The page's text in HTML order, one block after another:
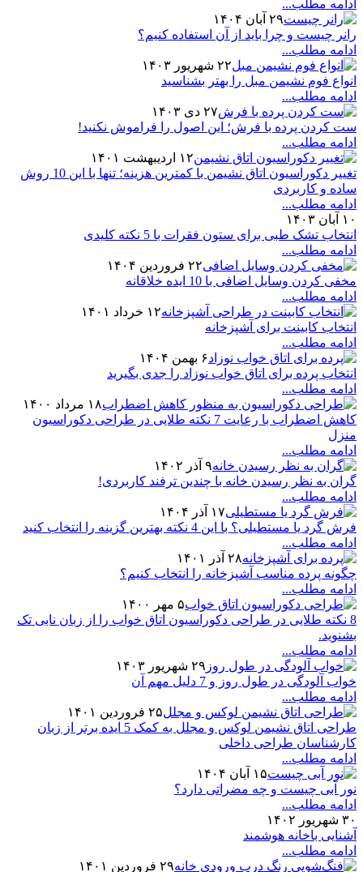
ادامه مطلب...
۲۹ آبان ۱۴۰۴
رانر چیست و چرا باید از آن استفاده کنیم؟
ادامه مطلب...
۲۲ شهریور ۱۴۰۳
انواع فوم نشیمن مبل را بهتر بشناسید
ادامه مطلب...
۲۷ دی ۱۴۰۳
ست کردن پرده با فرش؛ این اصول را فراموش نکنید!
ادامه مطلب...
۱۲ اردیبهشت ۱۴۰۱
تغییر دکوراسیون اتاق نشیمن با کمترین هزینه؛ تنها با این 10 روش
ساده و کاربردی
ادامه مطلب...
۱۰ آبان ۱۴۰۳
انتخاب تشک طبی برای ستون فقرات با 5 نکته کلیدی
ادامه مطلب...
۲۲ فروردین ۱۴۰۴
مخفی کردن وسایل اضافی با 10 ایده خلاقانه
ادامه مطلب...
۱۲ خرداد ۱۴۰۱
انتخاب کابینت برای آشپزخانه
ادامه مطلب...
۶ بهمن ۱۴۰۴
انتخاب پرده برای اتاق خواب نوزاد را جدی بگیرید
ادامه مطلب...
۱۸ مرداد ۱۴۰۰
کاهش اضطراب با رعایت 7 نکته طلایی در طراحی دکوراسیون
منزل
ادامه مطلب...
۹ آذر ۱۴۰۲
گران به نظر رسیدن خانه با چندین ترفند کاربردی!
ادامه مطلب...
۱۷ آذر ۱۴۰۴
فرش گرد یا مستطیلی؟ با این 4 نکته بهترین گزینه را انتخاب کنید
ادامه مطلب...
۲۸ آذر ۱۴۰۱
چگونه پرده مناسب آشپزخانه را انتخاب کنیم؟
ادامه مطلب...
۵ مهر ۱۴۰۰
8 نکته طلایی در طراحی دکوراسیون اتاق خواب را از زبان نابی تک
بشنوید.
ادامه مطلب...
۲۹ شهریور ۱۴۰۳
خواب آلودگی در طول روز و 7 دلیل مهم آن
ادامه مطلب...
۲۵ فروردین ۱۴۰۱
طراحی اتاق نشیمن لوکس و مجلل به کمک 5 ایده برتر از زبان
کارشناسان طراحی داخلی
ادامه مطلب...
۱۵ آبان ۱۴۰۴
نور آبی چیست و چه مضراتی دارد؟
ادامه مطلب...
۳۰ شهریور ۱۴۰۲
آشنایی باخانه هوشمند
ادامه مطلب...
۲۹ فروردین ۱۴۰۱